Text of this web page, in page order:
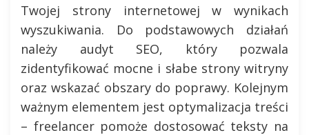
Twojej strony internetowej w wynikach
wyszukiwania. Do podstawowych działań
należy audyt SEO, który pozwala
zidentyfikować mocne i słabe strony witryny
oraz wskazać obszary do poprawy. Kolejnym
ważnym elementem jest optymalizacja treści
– freelancer pomoże dostosować teksty na